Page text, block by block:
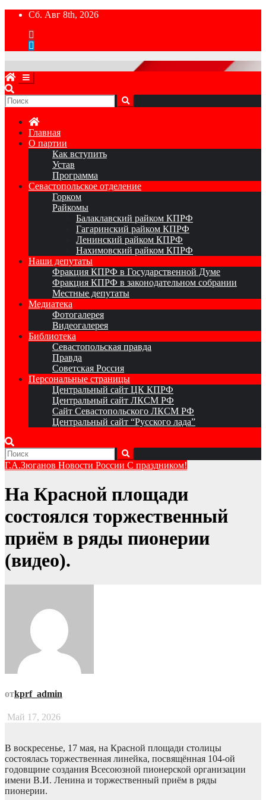
Перейти
содержимому
Сб. Авг 8th, 2026
Главная
О партии
Как вступить
Устав
Программа
Севастопольское отделение
Горком
Райкомы
Балаклавский райком КПРФ
Гагаринский райком КПРФ
Ленинский райком КПРФ
Нахимовский райком КПРФ
Наши депутаты
Фракция КПРФ в Государственной Думе
Фракция КПРФ в законодательном собрании
Местные депутаты
Медиатека
Фотогалерея
Видеогалерея
Библиотека
Севастопольская правда
Правда
Советская Россия
Персональные страницы
Центральный сайт ЦК КПРФ
Центральный сайт ЛКСМ РФ
Сайт Севастопольского ЛКСМ РФ
Центральный сайт “Русского лада”
Г.А.Зюганов Новости России С праздником!
На Красной площади
состоялся торжественный
приём в ряды пионерии
(видео).
отkprf_admin
Май 17, 2026
В воскресенье, 17 мая, на Красной площади столицы
состоялась торжественная линейка, посвящённая 104-ой
годовщине создания Всесоюзной пионерской организации
имени В.И. Ленина и торжественный приём в ряды
пионерии.